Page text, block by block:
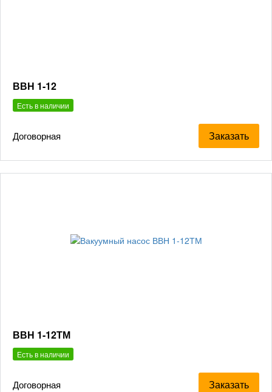
ВВН 1-12
Есть в наличии
Договорная Заказать
ВВН 1-12ТМ
Есть в наличии
Договорная Заказать